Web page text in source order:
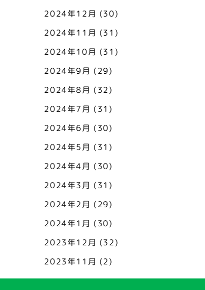
2024年12月 (30)
2024年11月 (31)
2024年10月 (31)
2024年9月 (29)
2024年8月 (32)
2024年7月 (31)
2024年6月 (30)
2024年5月 (31)
2024年4月 (30)
2024年3月 (31)
2024年2月 (29)
2024年1月 (30)
2023年12月 (32)
2023年11月 (2)